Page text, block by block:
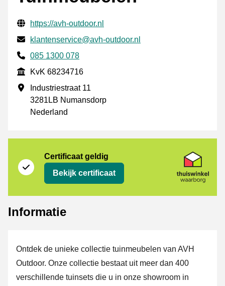
Gecontroleerde contactgegevens
Website URL
https://avh-outdoor.nl
E-mail
klantenservice@avh-outdoor.nl
Telefoonnummer
085 1300 078
KvK
KvK 68234716
Vestigingsadres
Industriestraat 11
3281LB Numansdorp
Nederland
Certificaat geldig
Bekijk certificaat
Informatie
Ontdek de unieke collectie tuinmeubelen van AVH
Outdoor. Onze collectie bestaat uit meer dan 400
verschillende tuinsets die u in onze showroom in